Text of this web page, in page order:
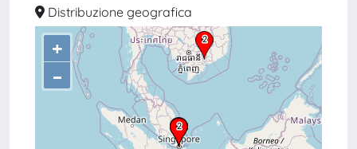
Distribuzione geografica
+
–